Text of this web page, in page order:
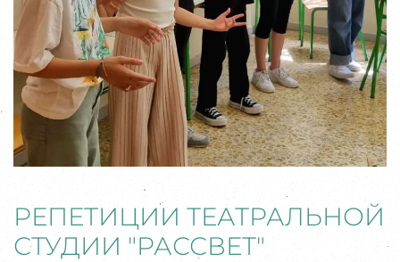
РЕПЕТИЦИИ ТЕАТРАЛЬНОЙ
СТУДИИ "РАССВЕТ"